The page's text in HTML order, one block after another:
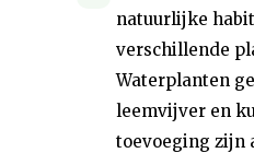
natuurlijke
verschillende
Waterplanten
leemvijver en
toevoeging zijn